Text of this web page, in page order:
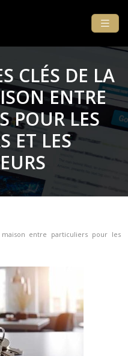
CLÉS DE LA
ENTRE
POUR LES
ET LES
entre particuliers pour les